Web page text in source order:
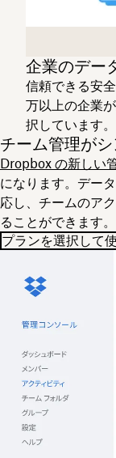
企業のデー
信頼できる安
万以上の企業
択しています。
チーム管理が
Dropbox の新しい
になります。デー
応し、チームのア
ることができます。
プランを選択して